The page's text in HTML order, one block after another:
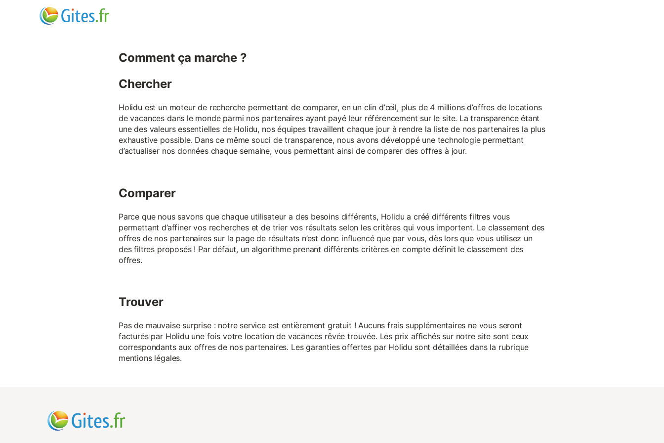
Comment ça marche ?
Chercher
Holidu est un moteur de recherche permettant de comparer, en un clin d’œil, plus de 4 millions d’offres de locations
de vacances dans le monde parmi nos partenaires ayant payé leur référencement sur le site. La transparence étant
une des valeurs essentielles de Holidu, nos équipes travaillent chaque jour à rendre la liste de nos partenaires la plus
exhaustive possible. Dans ce même souci de transparence, nous avons développé une technologie permettant
d’actualiser nos données chaque semaine, vous permettant ainsi de comparer des offres à jour.
Comparer
Parce que nous savons que chaque utilisateur a des besoins différents, Holidu a créé différents filtres vous
permettant d’affiner vos recherches et de trier vos résultats selon les critères qui vous importent. Le classement des
offres de nos partenaires sur la page de résultats n’est donc influencé que par vous, dès lors que vous utilisez un
des filtres proposés ! Par défaut, un algorithme prenant différents critères en compte définit le classement des
offres.
Trouver
Pas de mauvaise surprise : notre service est entièrement gratuit ! Aucuns frais supplémentaires ne vous seront
facturés par Holidu une fois votre location de vacances rêvée trouvée. Les prix affichés sur notre site sont ceux
correspondants aux offres de nos partenaires. Les garanties offertes par Holidu sont détaillées dans la rubrique
mentions légales.